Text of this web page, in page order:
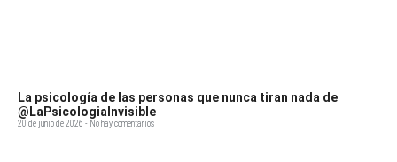
La psicología de las personas que nunca tiran nada de
@LaPsicologiaInvisible
20 de junio de 2026 No hay comentarios